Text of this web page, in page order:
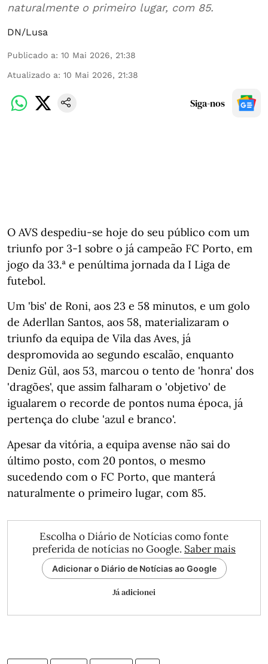
naturalmente o primeiro lugar, com 85.
DN/Lusa
Publicado a: 10 Mai 2026, 21:38
Atualizado a: 10 Mai 2026, 21:38
Siga-nos
O AVS despediu-se hoje do seu público com um
triunfo por 3-1 sobre o já campeão FC Porto, em
jogo da 33.ª e penúltima jornada da I Liga de
futebol.
Um 'bis' de Roni, aos 23 e 58 minutos, e um golo
de Aderllan Santos, aos 58, materializaram o
triunfo da equipa de Vila das Aves, já
despromovida ao segundo escalão, enquanto
Deniz Gül, aos 53, marcou o tento de 'honra' dos
'dragões', que assim falharam o 'objetivo' de
igualarem o recorde de pontos numa época, já
pertença do clube 'azul e branco'.
Apesar da vitória, a equipa avense não sai do
último posto, com 20 pontos, o mesmo
sucedendo com o FC Porto, que manterá
naturalmente o primeiro lugar, com 85.
Escolha o Diário de Notícias como fonte
preferida de notícias no Google. Saber mais
Adicionar o Diário de Notícias ao Google
Já adicionei